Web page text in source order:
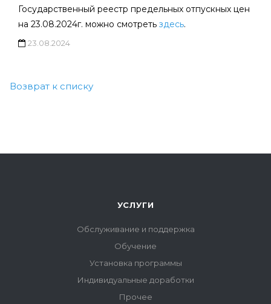
Государственный реестр предельных отпускных цен
на 23.08.2024г. можно смотреть здесь.
23.08.2024
Возврат к списку
УСЛУГИ
Обслуживание и поддержка
Обучение
Установка программы
Индивидуальные доработки
Прочее